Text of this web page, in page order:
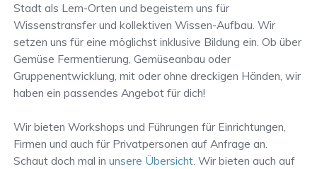
Stadt als Lern-Orten und begeistern uns für
Wissenstransfer und kollektiven Wissen-Aufbau. Wir
setzen uns für eine möglichst inklusive Bildung ein. Ob über
Gemüse Fermentierung, Gemüseanbau oder
Gruppenentwicklung, mit oder ohne dreckigen Händen, wir
haben ein passendes Angebot für dich!
Wir bieten Workshops und Führungen für Einrichtungen,
Firmen und auch für Privatpersonen auf Anfrage an.
Schaut doch mal in unsere Übersicht. Wir bieten auch auf